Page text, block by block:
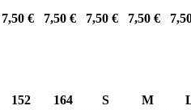
7,50 € 7,50 € 7,50 € 7,50 €
152 164 S M